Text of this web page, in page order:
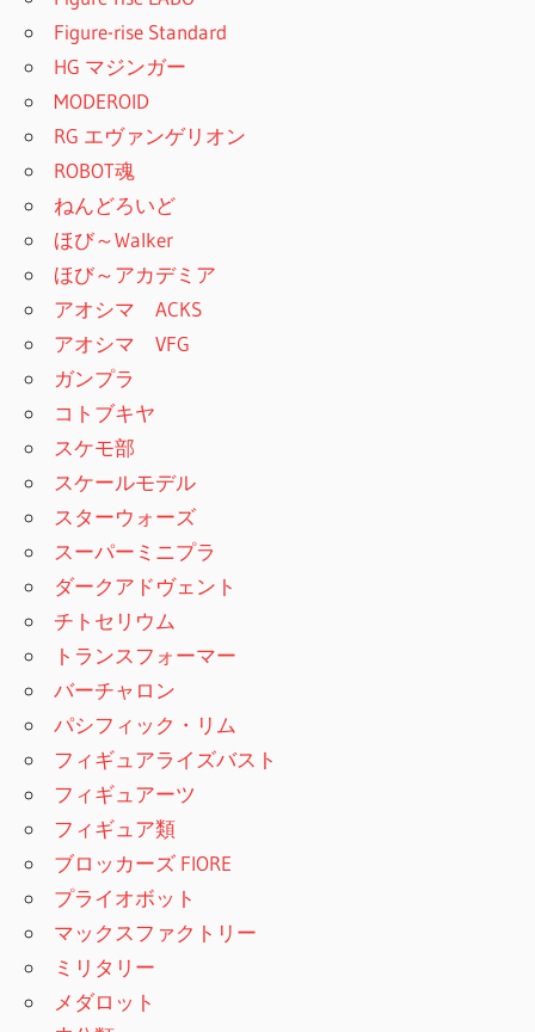
Figure-rise Standard
HG マジンガー
MODEROID
RG エヴァンゲリオン
ROBOT魂
ねんどろいど
ほび～Walker
ほび～アカデミア
アオシマ ACKS
アオシマ VFG
ガンプラ
コトブキヤ
スケモ部
スケールモデル
スターウォーズ
スーパーミニプラ
ダークアドヴェント
チトセリウム
トランスフォーマー
バーチャロン
パシフィック・リム
フィギュアライズバスト
フィギュアーツ
フィギュア類
ブロッカーズ FIORE
プライオボット
マックスファクトリー
ミリタリー
メダロット